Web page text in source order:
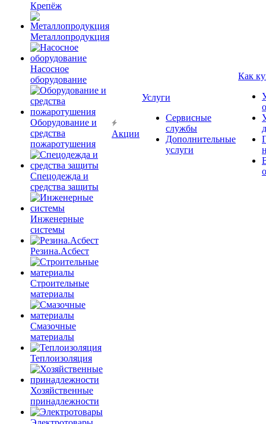
Крепёж
Металлопродукция
Насосное
оборудование
Оборудование и
средства
пожаротушения
Спецодежда и
средства защиты
Инженерные
системы
Резина.Асбест
Строительные
материалы
Смазочные
материалы
Теплоизоляция
Хозяйственные
принадлежности
Акции
Услуги
Сервисные
службы
Дополнительные
услуги
Как